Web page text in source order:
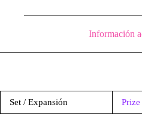
Información
Set / Expansión Prize